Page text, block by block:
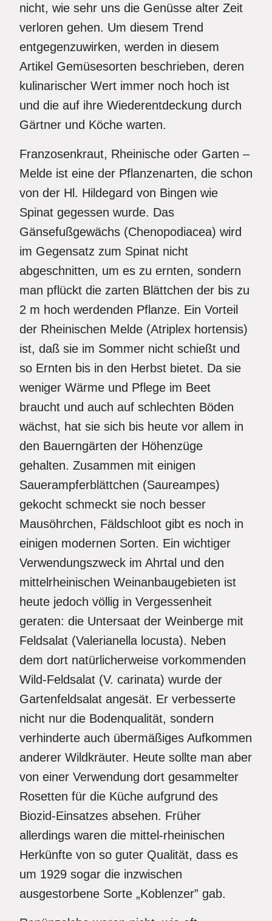
nicht, wie sehr uns die Genüsse alter Zeit
verloren gehen. Um diesem Trend
entgegenzuwirken, werden in diesem
Artikel Gemüsesorten beschrieben, deren
kulinarischer Wert immer noch hoch ist
und die auf ihre Wiederentdeckung durch
Gärtner und Köche warten.
Franzosenkraut, Rheinische oder Garten –
Melde ist eine der Pflanzenarten, die schon
von der Hl. Hildegard von Bingen wie
Spinat gegessen wurde. Das
Gänsefußgewächs (Chenopodiacea) wird
im Gegensatz zum Spinat nicht
abgeschnitten, um es zu ernten, sondern
man pflückt die zarten Blättchen der bis zu
2 m hoch werdenden Pflanze. Ein Vorteil
der Rheinischen Melde (Atriplex hortensis)
ist, daß sie im Sommer nicht schießt und
so Ernten bis in den Herbst bietet. Da sie
weniger Wärme und Pflege im Beet
braucht und auch auf schlechten Böden
wächst, hat sie sich bis heute vor allem in
den Bauerngärten der Höhenzüge
gehalten. Zusammen mit einigen
Sauerampferblättchen (Saureampes)
gekocht schmeckt sie noch besser
Mausöhrchen, Fäldschloot gibt es noch in
einigen modernen Sorten. Ein wichtiger
Verwendungszweck im Ahrtal und den
mittelrheinischen Weinanbaugebieten ist
heute jedoch völlig in Vergessenheit
geraten: die Untersaat der Weinberge mit
Feldsalat (Valerianella locusta). Neben
dem dort natürlicherweise vorkommenden
Wild-Feldsalat (V. carinata) wurde der
Gartenfeldsalat angesät. Er verbesserte
nicht nur die Bodenqualität, sondern
verhinderte auch übermäßiges Aufkommen
anderer Wildkräuter. Heute sollte man aber
von einer Verwendung dort gesammelter
Rosetten für die Küche aufgrund des
Biozid-Einsatzes absehen. Früher
allerdings waren die mittel-rheinischen
Herkünfte von so guter Qualität, dass es
um 1929 sogar die inzwischen
ausgestorbene Sorte „Koblenzer” gab.